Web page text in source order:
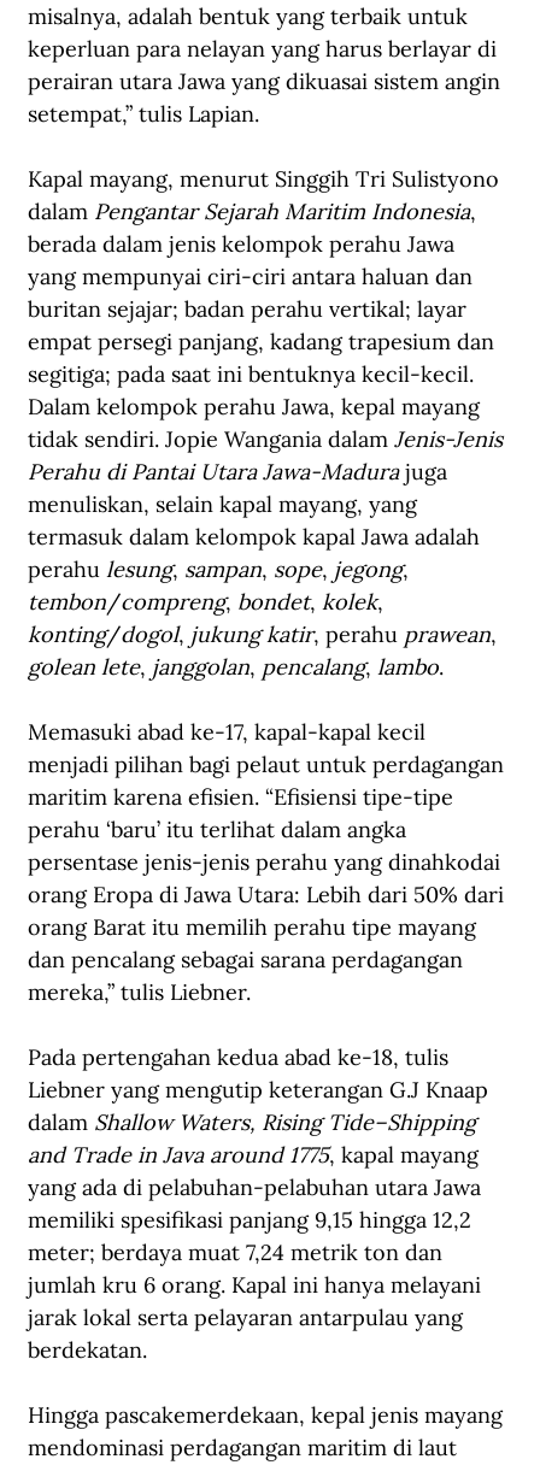
misalnya, adalah bentuk yang terbaik untuk
keperluan para nelayan yang harus berlayar di
perairan utara Jawa yang dikuasai sistem angin
setempat,” tulis Lapian.
Kapal mayang, menurut Singgih Tri Sulistyono
dalam Pengantar Sejarah Maritim Indonesia,
berada dalam jenis kelompok perahu Jawa
yang mempunyai ciri-ciri antara haluan dan
buritan sejajar; badan perahu vertikal; layar
empat persegi panjang, kadang trapesium dan
segitiga; pada saat ini bentuknya kecil-kecil.
Dalam kelompok perahu Jawa, kepal mayang
tidak sendiri. Jopie Wangania dalam Jenis-Jenis
Perahu di Pantai Utara Jawa-Madura juga
menuliskan, selain kapal mayang, yang
termasuk dalam kelompok kapal Jawa adalah
perahu lesung, sampan, sope, jegong,
tembon/compreng, bondet, kolek,
konting/dogol, jukung katir, perahu prawean,
golean lete, janggolan, pencalang, lambo.
Memasuki abad ke-17, kapal-kapal kecil
menjadi pilihan bagi pelaut untuk perdagangan
maritim karena efisien. “Efisiensi tipe-tipe
perahu ‘baru’ itu terlihat dalam angka
persentase jenis-jenis perahu yang dinahkodai
orang Eropa di Jawa Utara: Lebih dari 50% dari
orang Barat itu memilih perahu tipe mayang
dan pencalang sebagai sarana perdagangan
mereka,” tulis Liebner.
Pada pertengahan kedua abad ke-18, tulis
Liebner yang mengutip keterangan G.J Knaap
dalam Shallow Waters, Rising Tide–Shipping
and Trade in Java around 1775, kapal mayang
yang ada di pelabuhan-pelabuhan utara Jawa
memiliki spesifikasi panjang 9,15 hingga 12,2
meter; berdaya muat 7,24 metrik ton dan
jumlah kru 6 orang. Kapal ini hanya melayani
jarak lokal serta pelayaran antarpulau yang
berdekatan.
Hingga pascakemerdekaan, kepal jenis mayang
mendominasi perdagangan maritim di laut